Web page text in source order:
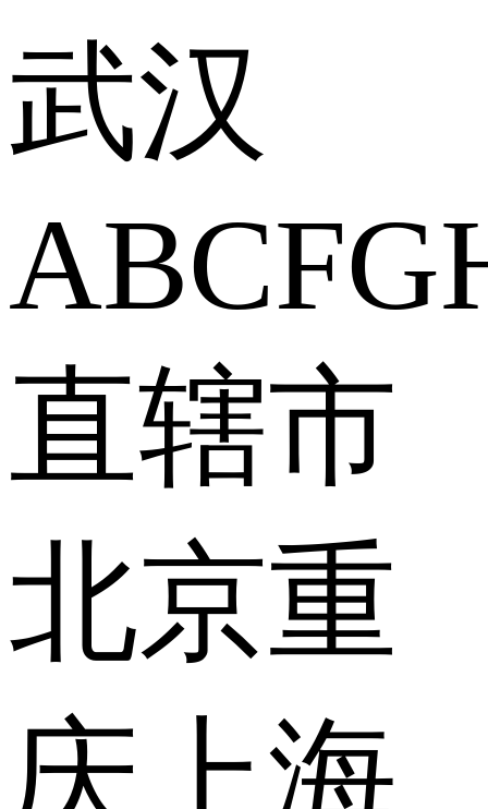
武汉
ABCFG
直辖市
北京重
庆上海